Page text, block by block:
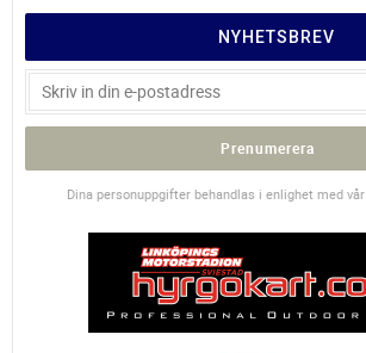
NYHETSBREV
Prenumerera
Dina personuppgifter behandlas i enlighet med vår